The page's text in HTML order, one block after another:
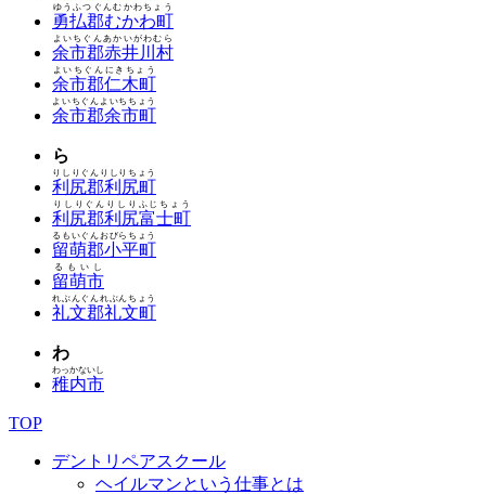
勇払郡むかわ町
ゆうふつぐんむかわちょう
余市郡赤井川村
よいちぐんあかいがわむら
余市郡仁木町
よいちぐんにきちょう
余市郡余市町
よいちぐんよいちちょう
ら
利尻郡利尻町
りしりぐんりしりちょう
利尻郡利尻富士町
りしりぐんりしりふじちょう
留萌郡小平町
るもいぐんおびらちょう
留萌市
るもいし
礼文郡礼文町
れぶんぐんれぶんちょう
わ
稚内市
わっかないし
TOP
デントリペアスクール
ヘイルマンという仕事とは